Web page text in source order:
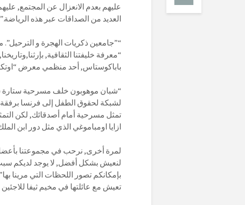
عليهم بعدم الانعزال عن المجتمع,
العديد من الصداقات عبر هذه
“”جامعين ذكريات الهجرة و
“معرفة خليفتنا الثقافية,
باباكوستاس, أحد منظمي معرض
“شبان موهوبون خلف مسرحية ستارة
لشبكة لحقوق الطفل إلى فرنسا
تمثل مسرحية أمام أصدقائك, لكن
ازايا اومباموغي الذي مثل دور ابن
لمرة أخرى, نرحب في مجموعتنا
لنعيش بشكل أفضل, لا يوجد لديكم سبب
تعيش مع عائلتها في مخيم ثيفا